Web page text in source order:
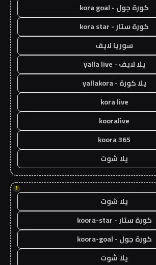
كورة جول - kora goal
كورة ستار - kora star
سوريا لايف
يلا لايف - yalla live
يلا كورة - yallakora
kora live
kooralive
koora 365
يلا شوت
!
يلا شوت
كورة ستار - koora-star
كورة جول - koora-goal
يلا شوت